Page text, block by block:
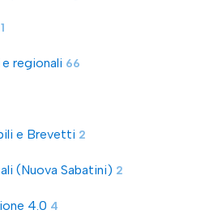
1
regionali 66
e Brevetti 2
(Nuova Sabatini) 2
4.0 4